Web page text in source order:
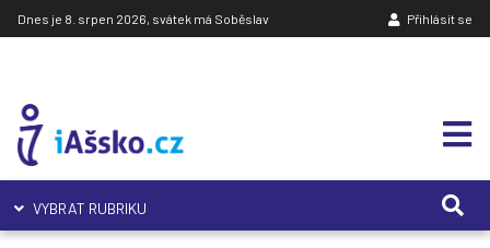
Dnes je 8. srpen 2026, svátek má Soběslav Přihlásit se
VYBRAT RUBRIKU